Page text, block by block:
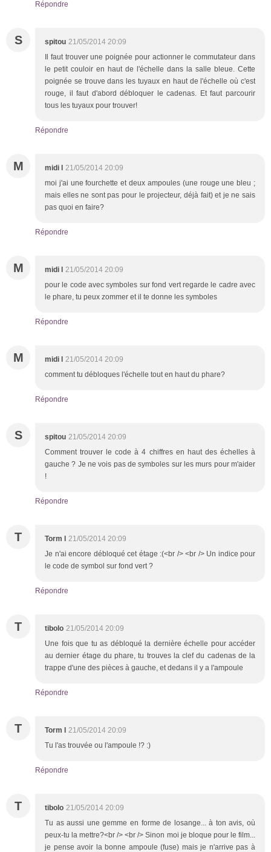
Répondre
S spitou 21/05/2014 20:09
Il faut trouver une poignée pour actionner le commutateur dans
le petit couloir en haut de l'échelle dans la salle bleue. Cette
poignée se trouve dans les tuyaux en haut de l'échelle où c'est
rouge, il faut d'abord débloquer le cadenas. Et faut parcourir
tous les tuyaux pour trouver!
Répondre
M midi l 21/05/2014 20:09
moi j'ai une fourchette et deux ampoules (une rouge une bleu ;
mais elles ne sont pas pour le projecteur, déjà fait) et je ne sais
pas quoi en faire?
Répondre
M midi l 21/05/2014 20:09
pour le code avec symboles sur fond vert regarde le cadre avec
le phare, tu peux zommer et il te donne les symboles
Répondre
M midi l 21/05/2014 20:09
comment tu débloques l'échelle tout en haut du phare?
Répondre
S spitou 21/05/2014 20:09
Comment trouver le code à 4 chiffres en haut des échelles à
gauche ? Je ne vois pas de symboles sur les murs pour m'aider
!
Répondre
T Torm l 21/05/2014 20:09
Je n'ai encore débloqué cet étage :(<br /> <br /> Un indice pour
le code de symbol sur fond vert ?
Répondre
T tibolo 21/05/2014 20:09
Une fois que tu as débloqué la dernière échelle pour accéder
au dernier étage du phare, tu trouves la clef du cadenas de la
trappe d'une des pièces à gauche, et dedans il y a l'ampoule
Répondre
T Torm l 21/05/2014 20:09
Tu l'as trouvée ou l'ampoule !? :)
Répondre
T tibolo 21/05/2014 20:09
Tu as aussi une gemme en forme de losange... à ton avis, où
peux-tu la mettre?<br /> <br /> Sinon moi je bloque pour le film...
je pense avoir la bonne ampoule (fuse) mais je n'arrive pas à